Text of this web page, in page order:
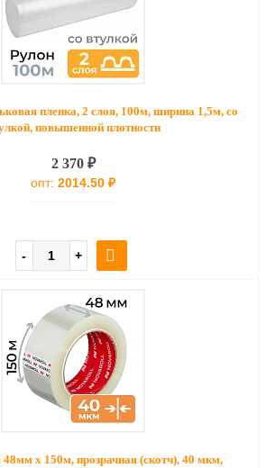
пленка, 2 слоя, 100м, ширина 1,5м, со
повышенной плотности
2 370 ₽
опт: 2014.50 ₽
48мм х 150м, прозрачная (скотч), 40 мкм,